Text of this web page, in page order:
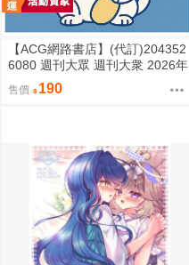
【ACG網路書店】(代訂)204352
6080 週刊大眾 週刊大衆 2026年
8月31日號 附:海報
售價 190